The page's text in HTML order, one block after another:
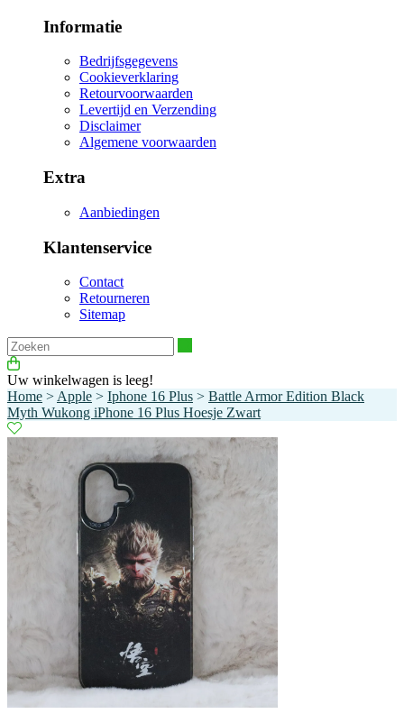
Informatie
Bedrijfsgegevens
Cookieverklaring
Retourvoorwaarden
Levertijd en Verzending
Disclaimer
Algemene voorwaarden
Extra
Aanbiedingen
Klantenservice
Contact
Retourneren
Sitemap
Uw winkelwagen is leeg!
Home > Apple > Iphone 16 Plus > Battle Armor Edition Black
Myth Wukong iPhone 16 Plus Hoesje Zwart